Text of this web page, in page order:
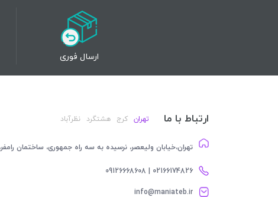
ارسال فوری
ارتباط با ما تهران کرج هشتگرد نظرآباد
تهران،خیابان ولیعصر، نرسیده به سه راه جمهوری، ساختمان
02166174826 | 09126668608
info@maniateb.ir